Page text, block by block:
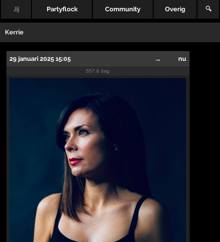
Jij Partyflock Community Overig 🔍
Kerrie
29 januari 2025 15:05 → nu
557.6 dag